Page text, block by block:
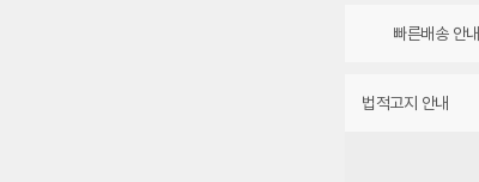
빠른배송 안내
법적고지 안내